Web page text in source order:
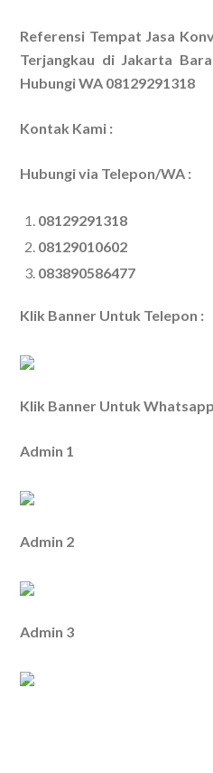
Referensi Tempat Jasa
Terjangkau di Jakarta
Hubungi WA 08129291318
Kontak Kami :
Hubungi via Telepon/WA :
08129291318
08129010602
083890586477
Klik Banner Untuk Telepon :
Klik Banner Untuk
Admin 1
Admin 2
Admin 3